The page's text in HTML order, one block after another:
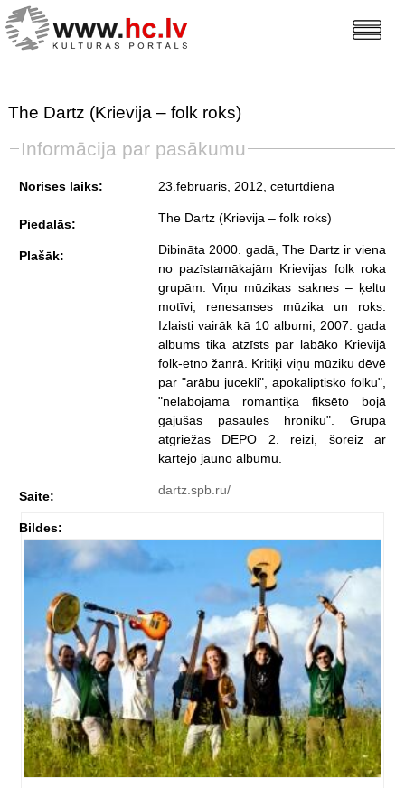
The Dartz (Krievija – folk roks)
Informācija par pasākumu
Norises laiks: 23.februāris, 2012, ceturtdiena
Piedalās: The Dartz (Krievija – folk roks)
Plašāk:
Dibināta 2000. gadā, The Dartz ir viena
no pazīstamākajām Krievijas folk roka
grupām. Viņu mūzikas saknes – ķeltu
motīvi, renesanses mūzika un roks.
Izlaisti vairāk kā 10 albumi, 2007. gada
albums tika atzīsts par labāko Krievijā
folk-etno žanrā. Kritiķi viņu mūziku dēvē
par "arābu jucekli", apokaliptisko folku",
"nelabojama romantiķa fiksēto bojā
gājušās pasaules hroniku". Grupa
atgriežas DEPO 2. reizi, šoreiz ar
kārtējo jauno albumu.
Saite: dartz.spb.ru/
Bildes: